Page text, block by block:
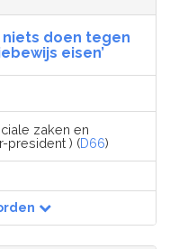
niets doen tegen
eisen’
zaken en
president ) (D66)